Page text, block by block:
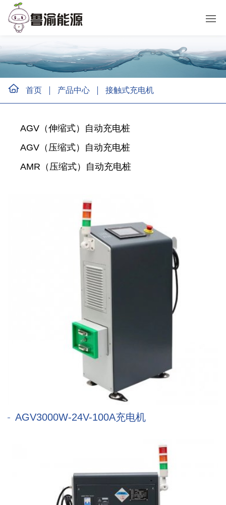
首页 产品中心 接触式充电机
AGV（伸缩式）自动充电桩
AGV（压缩式）自动充电桩
AMR（压缩式）自动充电桩
AGV3000W-24V-100A充电机